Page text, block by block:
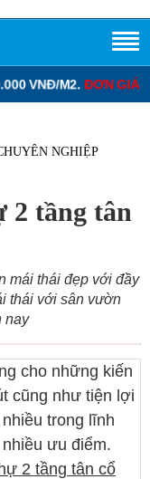
GIÁ THIẾT KẾ BIỆT
NGHIỆP
2 tầng tân
mái thái đẹp với đầy
thái với sân vườn
nay
cho những kiến
cũng như tiện lợi
trong lĩnh
ưu điểm.
2 tầng tân cổ